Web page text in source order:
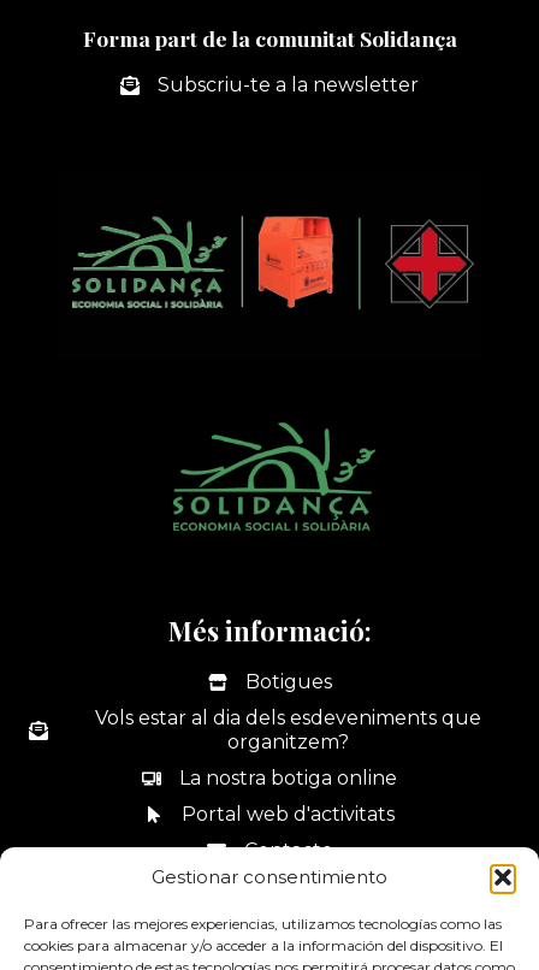
Gestionar consentimiento
Para ofrecer las mejores experiencias, utilizamos tecnologías como las
cookies para almacenar y/o acceder a la información del dispositivo. El
Forma part de la comunitat Solidança
Subscriu-te a la newsletter
Més informació:
Botigues
Vols estar al dia dels esdeveniments que
organitzem?
La nostra botiga online
Portal web d'activitats
Contacte
Canal de denúncies